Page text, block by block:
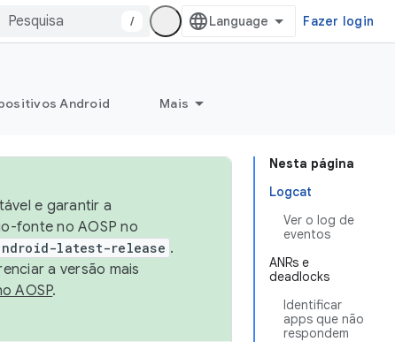
/ Fazer login
Android Mais
Nesta página
Logcat
Ver o log de
eventos
ANRs e
deadlocks
Identificar
apps que não
respondem
e garantir a
fonte no AOSP no
latest-release .
a versão mais
AOSP.